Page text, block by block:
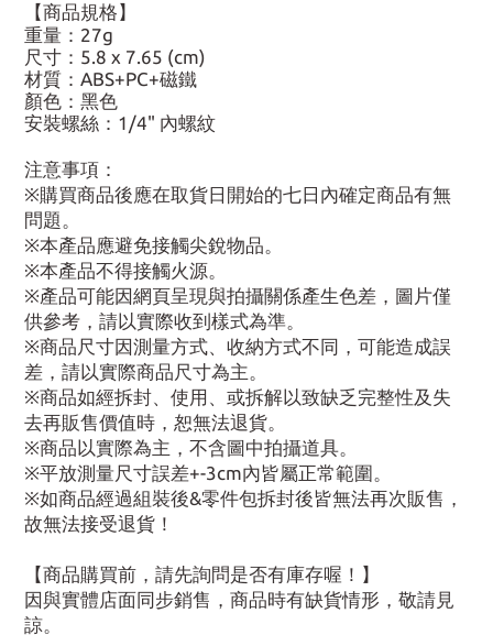
【商品規格】
重量：27g
尺寸：5.8 x 7.65 (cm)
材質：ABS+PC+磁鐵
顏色：黑色
安裝螺絲：1/4" 內螺紋
注意事項：
※購買商品後應在取貨日開始的七日內確定商品有無
問題。
※本產品應避免接觸尖銳物品。
※本產品不得接觸火源。
※產品可能因網頁呈現與拍攝關係產生色差，圖片僅
供參考，請以實際收到樣式為準。
※商品尺寸因測量方式、收納方式不同，可能造成誤
差，請以實際商品尺寸為主。
※商品如經拆封、使用、或拆解以致缺乏完整性及失
去再販售價值時，恕無法退貨。
※商品以實際為主，不含圖中拍攝道具。
※平放測量尺寸誤差+-3cm內皆屬正常範圍。
※如商品經過組裝後&零件包拆封後皆無法再次販售，
故無法接受退貨！
【商品購買前，請先詢問是否有庫存喔！】
因與實體店面同步銷售，商品時有缺貨情形，敬請見
諒。